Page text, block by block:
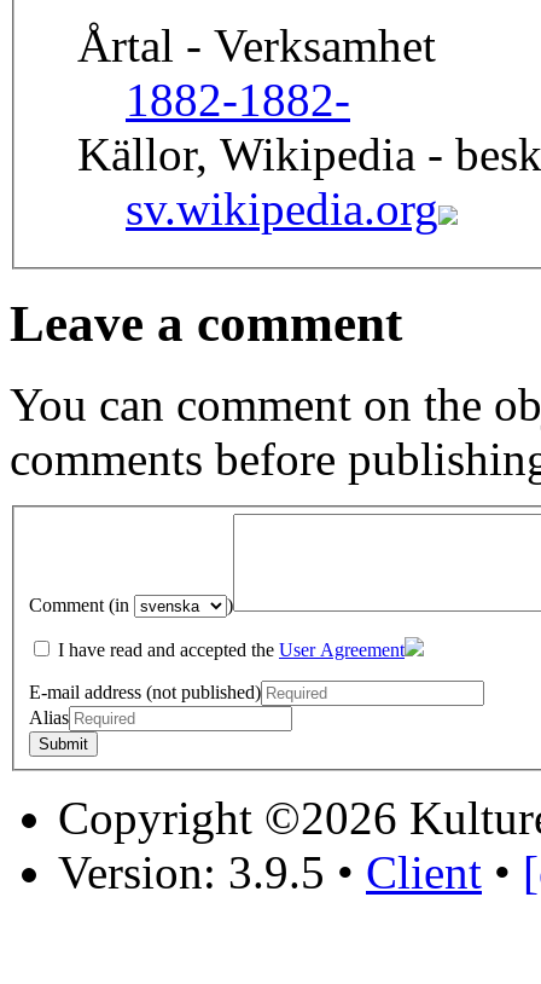
Årtal - Verksamhet
1882-1882-
Källor, Wikipedia -
sv.wikipedia.org
Leave a comment
You can comment on the
comments before
Comment (in )
I have read and accepted the User Agreement
E-mail address (not published)
Alias
Copyright ©2026
Version: 3.9.5 • Client •